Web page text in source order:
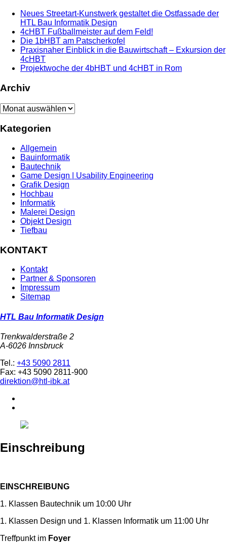
Neues Streetart-Kunstwerk gestaltet die Ostfassade der
HTL Bau Informatik Design
4cHBT Fußballmeister auf dem Feld!
Die 1bHBT am Patscherkofel
Praxisnaher Einblick in die Bauwirtschaft – Exkursion der
4cHBT
Projektwoche der 4bHBT und 4cHBT in Rom
Archiv
Archiv
Kategorien
Allgemein
Bauinformatik
Bautechnik
Game Design | Usability Engineering
Grafik Design
Hochbau
Informatik
Malerei Design
Objekt Design
Tiefbau
KONTAKT
Kontakt
Partner & Sponsoren
Impressum
Sitemap
HTL Bau Informatik Design
Trenkwalderstraße 2
A-6026 Innsbruck
Tel.: +43 5090 2811
Fax: +43 5090 2811-900
direktion@htl-ibk.at
Einschreibung
EINSCHREIBUNG
1. Klassen Bautechnik um 10:00 Uhr
1. Klassen Design und 1. Klassen Informatik um 11:00 Uhr
Treffpunkt im Foyer